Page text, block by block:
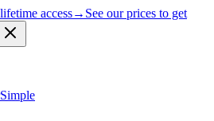
access→ See our prices to get
Simple